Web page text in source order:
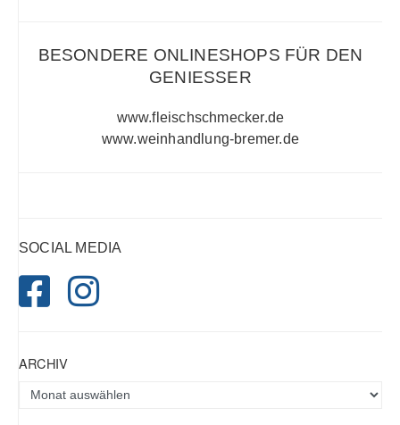
BESONDERE ONLINESHOPS FÜR DEN
GENIESSER
www.fleischschmecker.de
www.weinhandlung-bremer.de
SOCIAL MEDIA
ARCHIV